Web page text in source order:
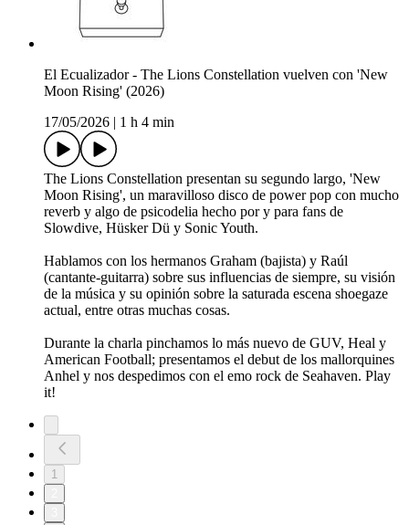
El Ecualizador - The Lions Constellation vuelven con 'New
Moon Rising' (2026)
17/05/2026
1 h 4 min
The Lions Constellation presentan su segundo largo, 'New
Moon Rising', un maravilloso disco de power pop con mucho
reverb y algo de psicodelia hecho por y para fans de
Slowdive, Hüsker Dü y Sonic Youth.
Hablamos con los hermanos Graham (bajista) y Raúl
(cantante-guitarra) sobre sus influencias de siempre, su visión
de la música y su opinión sobre la saturada escena shoegaze
actual, entre otras muchas cosas.
Durante la charla pinchamos lo más nuevo de GUV, Heal y
American Football; presentamos el debut de los mallorquines
Anhel y nos despedimos con el emo rock de Seahaven. Play
it!
1